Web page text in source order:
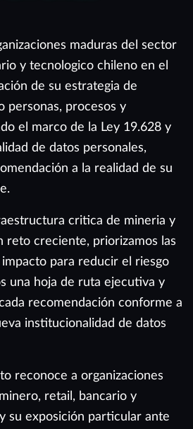
maduras del sector
y tecnologico chileno en el
de su estrategia de
personas, procesos y
el marco de la Ley 19.628 y
de datos personales,
a la realidad de su
critica de mineria y
reto creciente, priorizamos las
para reducir el riesgo
una hoja de ruta ejecutiva y
recomendación conforme a
institucionalidad de datos
reconoce a organizaciones
retail, bancario y
su exposición particular ante